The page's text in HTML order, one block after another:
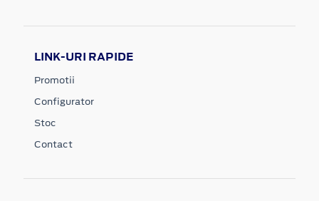
LINK-URI RAPIDE
Promotii
Configurator
Stoc
Contact